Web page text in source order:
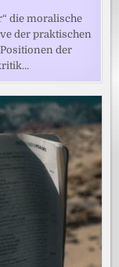
die moralische
der praktischen
der